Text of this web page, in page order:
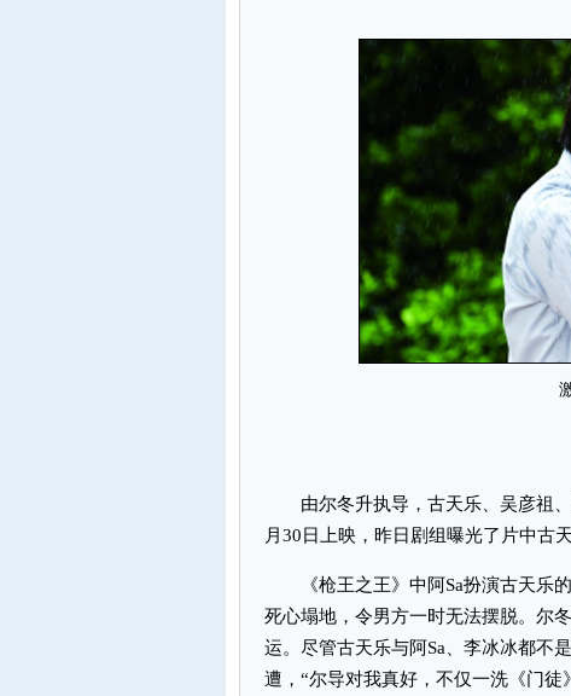
由尔冬升执导，古天乐、吴彦祖、
月30日上映，昨日剧组曝光了片中古
《枪王之王》中阿Sa扮演古天乐的
死心塌地，令男方一时无法摆脱。尔
运。尽管古天乐与阿Sa、李冰冰都不
遭，“尔导对我真好，不仅一洗《门